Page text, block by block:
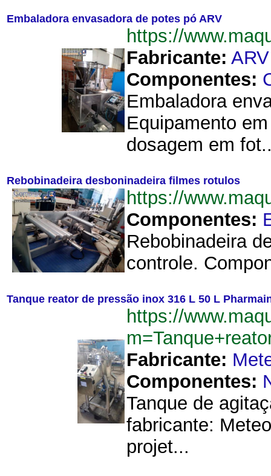
Embaladora envasadora de potes pó ARV
https://
Fabricante: ARV
Componentes:
Embaladora
Equipamento
dosagem em
Rebobinadeira desboninadeira filmes rotulos
https://
Componentes:
Rebobinadeira
controle.
Tanque reator de pressão inox 316 L 50 L
https://
Fabricante:
Componentes:
Tanque de
fabricante:
projet...